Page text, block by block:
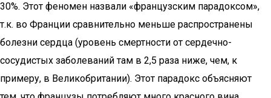
30%. Этот феномен назвали «французским парадоксом»,
т.к. во Франции сравнительно меньше распространены
болезни сердца (уровень смертности от сердечно-
сосудистых заболеваний там в 2,5 раза ниже, чем, к
примеру, в Великобритании). Этот парадокс объясняют